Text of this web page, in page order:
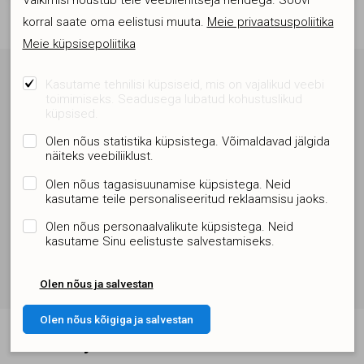
Liitu uudiskirjaga ja ole informeeritud
Asjalik ja huvitav informatsioon. Head pakkumised. Kliki kaugusel
Nõustunprivaatustingimustegaja liitun uudiskirjaga
korral saate oma eelistusi muuta. Meie privaatsuspoliitika
Meie küpsisepoliitika
Kasutame tehnilisi küpsiseid, mis on vajalikud veebi
toimimiseks. Seadusega lubatud kohustuslikud
küpsised.
Olen nõus statistika küpsistega. Võimaldavad jälgida
näiteks veebiliiklust.
Olen nõus tagasisuunamise küpsistega. Neid
kasutame teile personaliseeritud reklaamsisu jaoks.
Olen nõus personaalvalikute küpsistega. Neid
kasutame Sinu eelistuste salvestamiseks.
Olen nõus ja salvestan
Olen nõus kõigiga ja salvestan